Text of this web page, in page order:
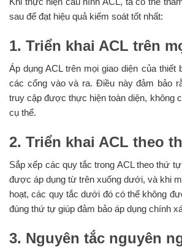
sau để đạt hiệu quả kiếm soát tốt nhất:
1. Triển khai ACL trên
Áp dụng ACL trên mọi giao diện của thiết
các cổng vào và ra. Điều này đảm bảo
truy cập được thực hiện toàn diện, không
cụ thể.
2. Triển khai ACL theo
Sắp xếp các quy tắc trong ACL theo thứ
được áp dụng từ trên xuống dưới, và khi
hoạt, các quy tắc dưới đó có thể không
đúng thứ tự giúp đảm bảo áp dụng chính
3. Nguyên tắc nguyên